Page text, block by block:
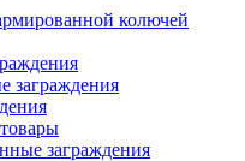
колючей
заграждения
заграждения